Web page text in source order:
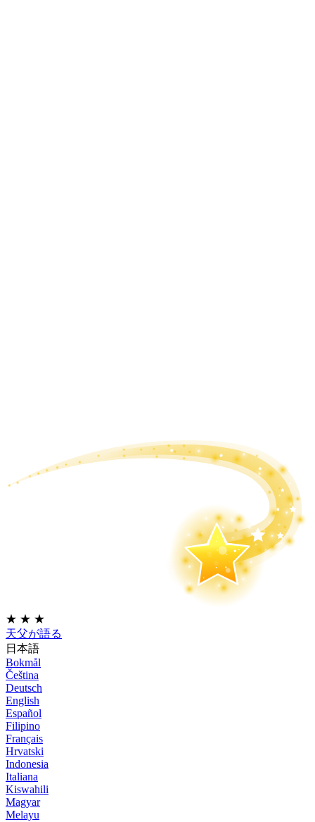
★ ★ ★
天父が語る
日本語
Bokmål
Čeština
Deutsch
English
Español
Filipino
Français
Hrvatski
Indonesia
Italiana
Kiswahili
Magyar
Melayu